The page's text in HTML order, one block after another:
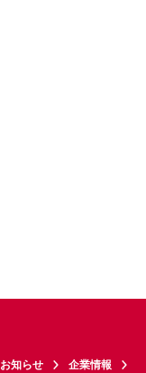
お知らせ 企業情報